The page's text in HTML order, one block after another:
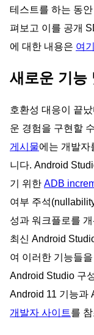
테스트를 하는 동안
펴보고 이를 공개
에 대한 내용은 여기
새로운 기능
호환성 대응이 끝
운 경험을 구현할
게시물에는 개발자
니다. Android
기 위한 ADB
여부 주석
성과 워크플로를
최신 Android
여 이러한 기능들
Android Studio 구
Android 11 기능과
개발자 사이트를